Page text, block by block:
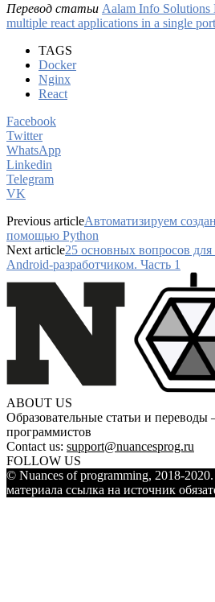
Перевод статьи Aalam Info Solutions
multiple react applications in a single
TAGS
Docker
Nginx
React
Facebook
Twitter
WhatsApp
Linkedin
Telegram
VK
Previous articleАвтоматизируем
помощью Python
Next article25 основных вопросов для
Android-разработчиком. Часть 1
ABOUT US
Образовательные статьи и переводы
программистов
Contact us: support@nuancesprog.ru
FOLLOW US
© Nuances of programming, 2018-
материала ссылка на источник